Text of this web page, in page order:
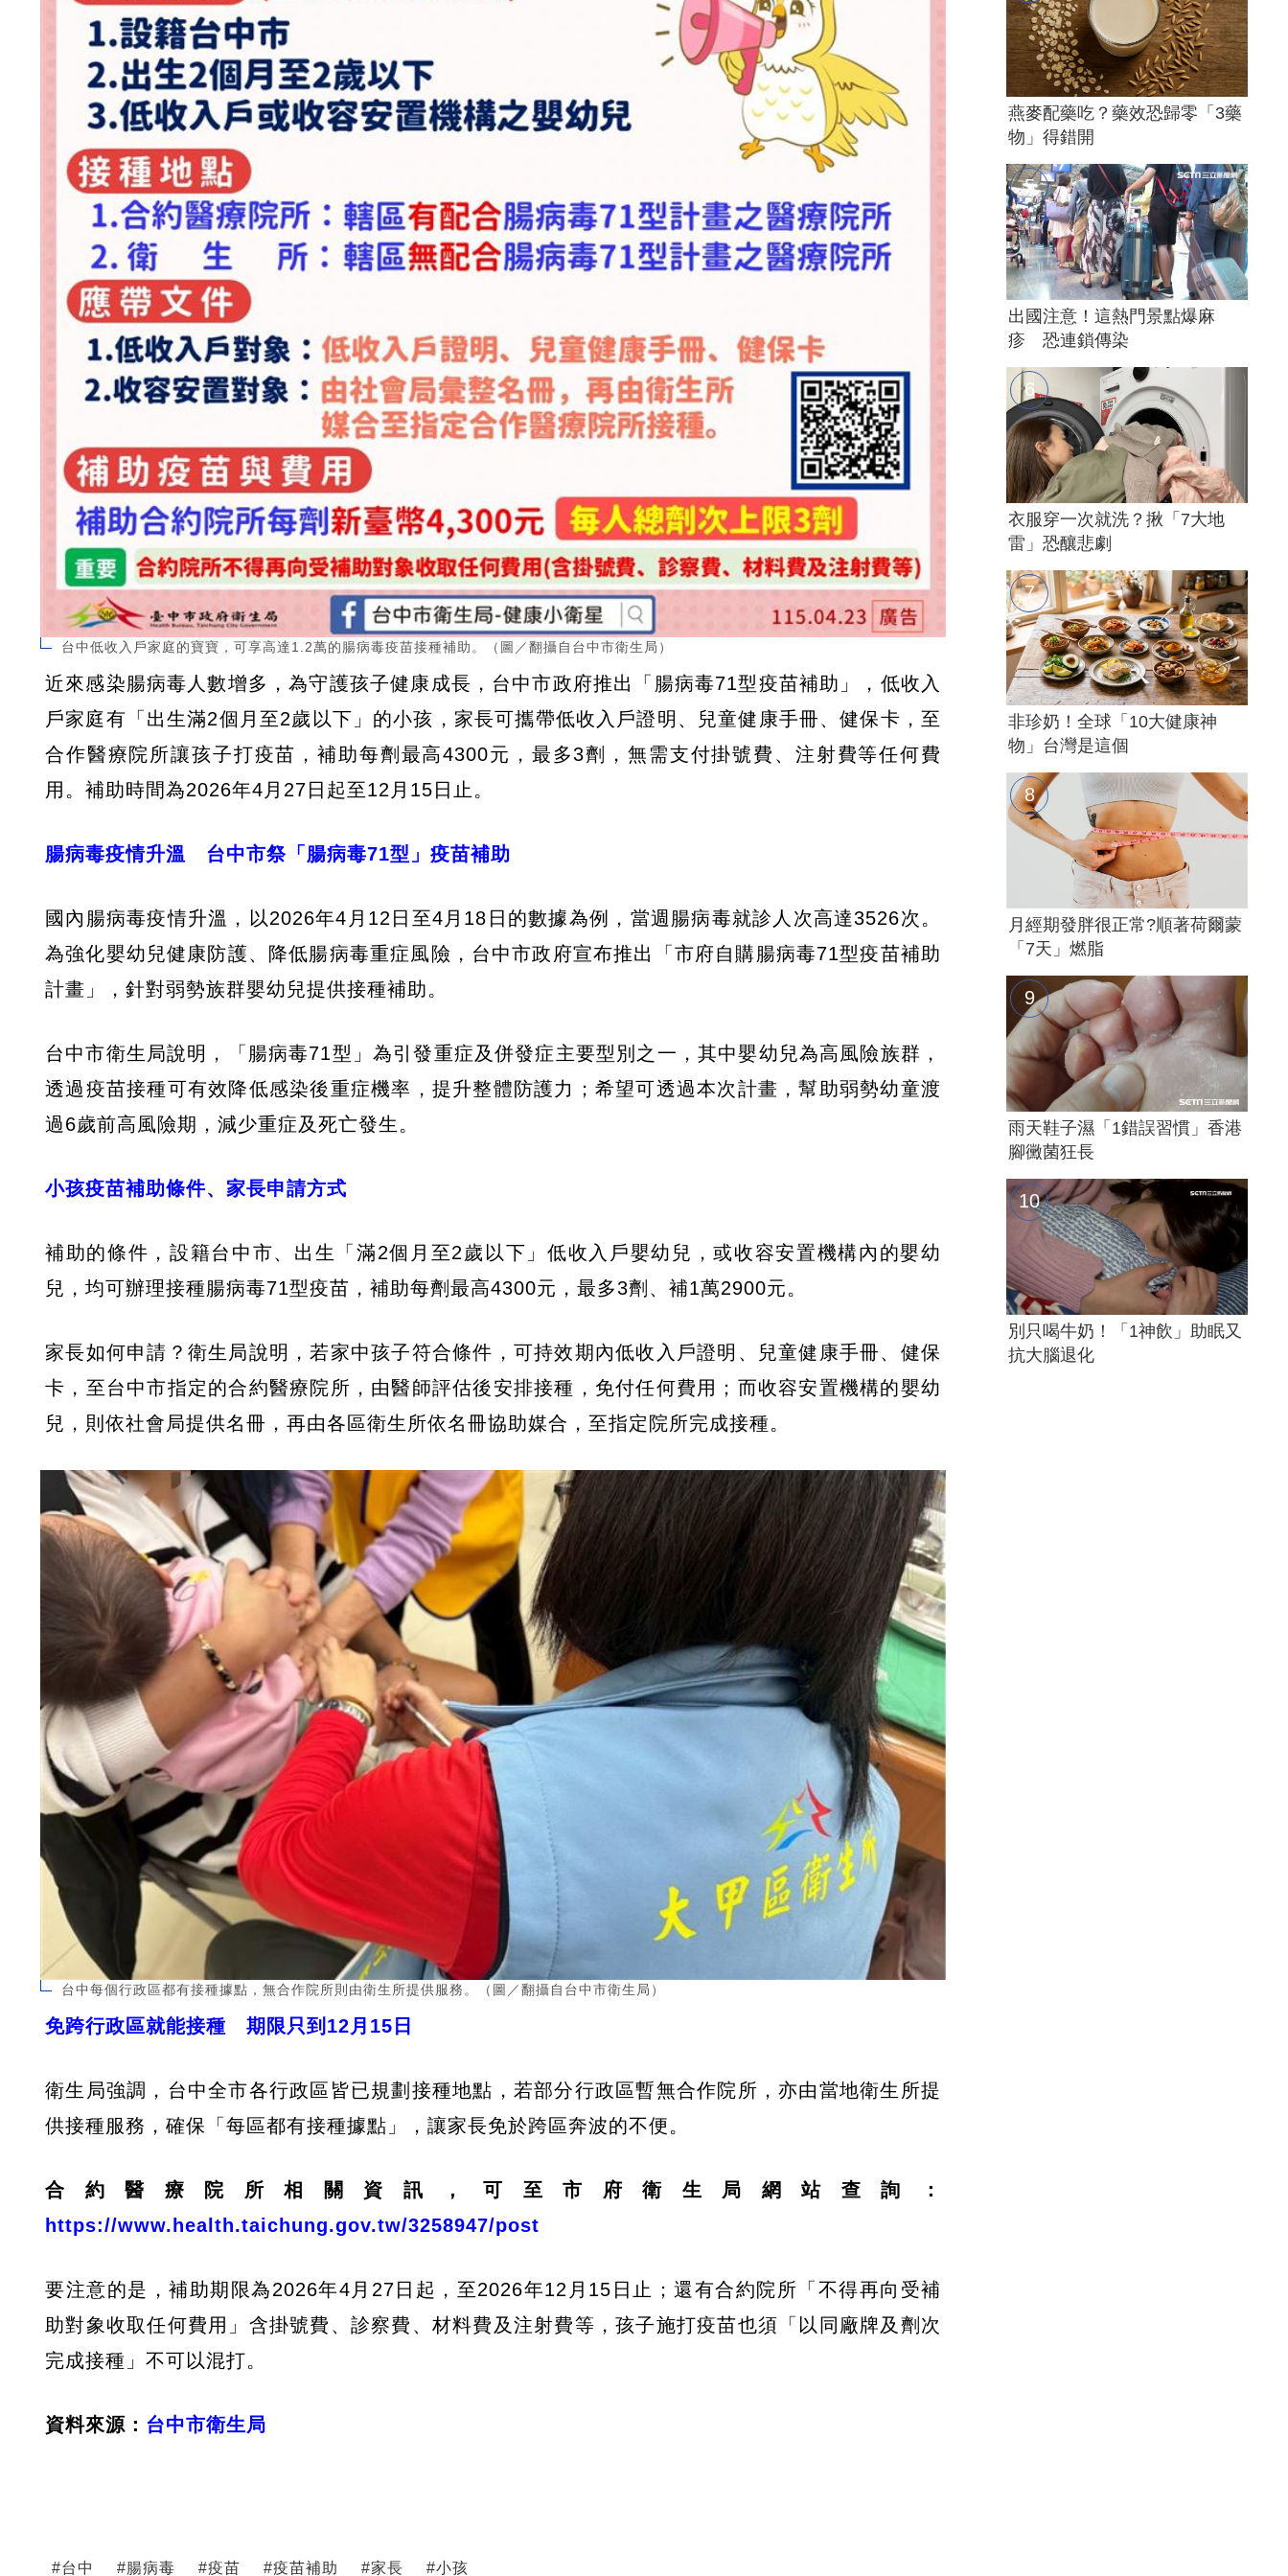
台中低收入戶家庭的寶寶，可享高達1.2萬的腸病毒疫苗接種補助。（圖／翻攝自台中市衛生局）
近來感染腸病毒人數增多，為守護孩子健康成長，台中市政府推出「腸病毒71型疫苗補助」，低收入
戶家庭有「出生滿2個月至2歲以下」的小孩，家長可攜帶低收入戶證明、兒童健康手冊、健保卡，至
合作醫療院所讓孩子打疫苗，補助每劑最高4300元，最多3劑，無需支付掛號費、注射費等任何費
用。補助時間為2026年4月27日起至12月15日止。
腸病毒疫情升溫 台中市祭「腸病毒71型」疫苗補助
國內腸病毒疫情升溫，以2026年4月12日至4月18日的數據為例，當週腸病毒就診人次高達3526次。
為強化嬰幼兒健康防護、降低腸病毒重症風險，台中市政府宣布推出「市府自購腸病毒71型疫苗補助
計畫」，針對弱勢族群嬰幼兒提供接種補助。
台中市衛生局說明，「腸病毒71型」為引發重症及併發症主要型別之一，其中嬰幼兒為高風險族群，
透過疫苗接種可有效降低感染後重症機率，提升整體防護力；希望可透過本次計畫，幫助弱勢幼童渡
過6歲前高風險期，減少重症及死亡發生。
小孩疫苗補助條件、家長申請方式
補助的條件，設籍台中市、出生「滿2個月至2歲以下」低收入戶嬰幼兒，或收容安置機構內的嬰幼
兒，均可辦理接種腸病毒71型疫苗，補助每劑最高4300元，最多3劑、補1萬2900元。
家長如何申請？衛生局說明，若家中孩子符合條件，可持效期內低收入戶證明、兒童健康手冊、健保
卡，至台中市指定的合約醫療院所，由醫師評估後安排接種，免付任何費用；而收容安置機構的嬰幼
兒，則依社會局提供名冊，再由各區衛生所依名冊協助媒合，至指定院所完成接種。
台中每個行政區都有接種據點，無合作院所則由衛生所提供服務。（圖／翻攝自台中市衛生局）
免跨行政區就能接種 期限只到12月15日
衛生局強調，台中全市各行政區皆已規劃接種地點，若部分行政區暫無合作院所，亦由當地衛生所提
供接種服務，確保「每區都有接種據點」，讓家長免於跨區奔波的不便。
合約醫療院所相關資訊，可至市府衛生局網站查詢：
https://www.health.taichung.gov.tw/3258947/post
要注意的是，補助期限為2026年4月27日起，至2026年12月15日止；還有合約院所「不得再向受補
助對象收取任何費用」含掛號費、診察費、材料費及注射費等，孩子施打疫苗也須「以同廠牌及劑次
完成接種」不可以混打。
資料來源： 台中市衛生局
#台中 #腸病毒 #疫苗 #疫苗補助 #家長 #小孩
燕麥配藥吃？藥效恐歸零「3藥
物」得錯開
出國注意！這熱門景點爆麻
疹 恐連鎖傳染
衣服穿一次就洗？揪「7大地
雷」恐釀悲劇
非珍奶！全球「10大健康神
物」台灣是這個
月經期發胖很正常?順著荷爾蒙
「7天」燃脂
雨天鞋子濕「1錯誤習慣」香港
腳黴菌狂長
別只喝牛奶！「1神飲」助眠又
抗大腦退化